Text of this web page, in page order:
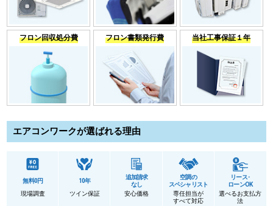
フロン回収処分費 フロン書類発行費 当社工事保証１年
エアコンワークが選ばれる理由
無料0円
現場調査
10年
ツイン保証
追加請求
なし
安心価格
空調の
スペシャリスト
専任担当が
すべて対応
リース･
ローンOK
選べるお支払方
法